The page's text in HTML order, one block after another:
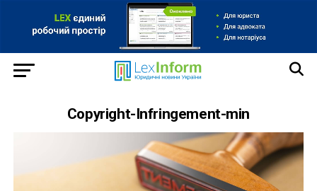
Copyright-Infringement-min